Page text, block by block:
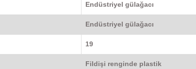
Endüstriyel gülağacı
Endüstriyel gülağacı
19
Fildişi renginde plastik